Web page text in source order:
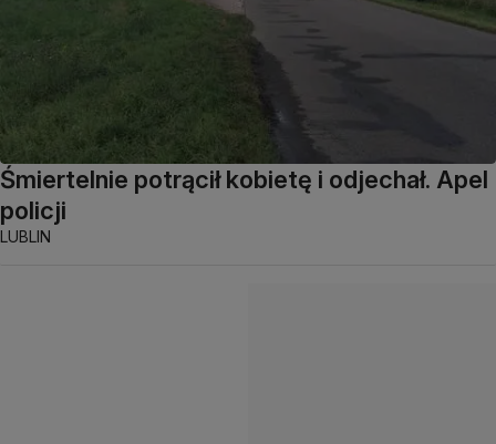
Śmiertelnie potrącił kobietę i odjechał. Apel
policji
LUBLIN